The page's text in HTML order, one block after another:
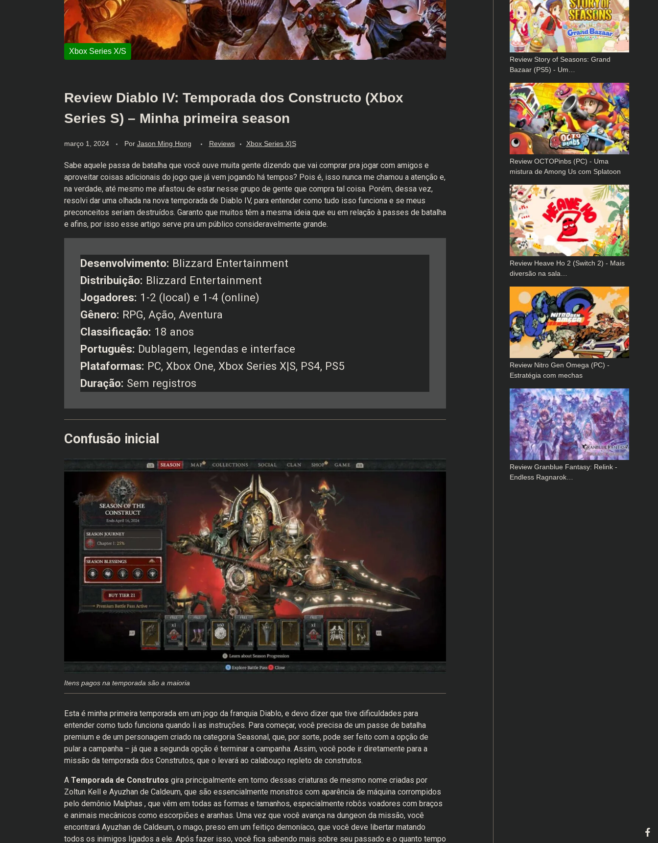
Review Diablo IV: Temporada dos Constructo (Xbox
Series S) – Minha primeira season
março 1, 2024 Por Jason Ming Hong Reviews Xbox Series X|S
Sabe aquele passa de batalha que você ouve muita gente dizendo que vai comprar pra jogar com amigos e
aproveitar coisas adicionais do jogo que já vem jogando há tempos? Pois é, isso nunca me chamou a atenção e,
na verdade, até mesmo me afastou de estar nesse grupo de gente que compra tal coisa. Porém, dessa vez,
resolvi dar uma olhada na nova temporada de Diablo IV, para entender como tudo isso funciona e se meus
preconceitos seriam destruídos. Garanto que muitos têm a mesma ideia que eu em relação à passes de batalha
e afins, por isso esse artigo serve pra um público consideravelmente grande.
Desenvolvimento: Blizzard Entertainment
Distribuição: Blizzard Entertainment
Jogadores: 1-2 (local) e 1-4 (online)
Gênero: RPG, Ação, Aventura
Classificação: 18 anos
Português: Dublagem, legendas e interface
Plataformas: PC, Xbox One, Xbox Series X|S, PS4, PS5
Duração: Sem registros
Confusão inicial
Itens pagos na temporada são a maioria
Esta é minha primeira temporada em um jogo da franquia Diablo, e devo dizer que tive dificuldades para
entender como tudo funciona quando li as instruções. Para começar, você precisa de um passe de batalha
premium e de um personagem criado na categoria Seasonal, que, por sorte, pode ser feito com a opção de
pular a campanha – já que a segunda opção é terminar a campanha. Assim, você pode ir diretamente para a
missão da temporada dos Construtos, que o levará ao calabouço repleto de construtos.
A Temporada de Construtos gira principalmente em torno dessas criaturas de mesmo nome criadas por
Zoltun Kell e Ayuzhan de Caldeum, que são essencialmente monstros com aparência de máquina corrompidos
pelo demônio Malphas , que vêm em todas as formas e tamanhos, especialmente robôs voadores com braços
e animais mecânicos como escorpiões e aranhas. Uma vez que você avança na dungeon da missão, você
encontrará Ayuzhan de Caldeum, o mago, preso em um feitiço demoníaco, que você deve libertar matando
todos os inimigos ligados a ele. Após fazer isso, você fica sabendo mais sobre seu passado e o quanto tempo
Review Story of Seasons: Grand
Bazaar (PS5) - Um…
Review OCTOPinbs (PC) - Uma
mistura de Among Us com Splatoon
Review Heave Ho 2 (Switch 2) - Mais
diversão na sala…
Review Nitro Gen Omega (PC) -
Estratégia com mechas
Review Granblue Fantasy: Relink -
Endless Ragnarok…